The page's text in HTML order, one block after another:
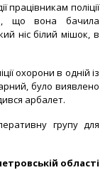
працівникам поліції
що вона бачила
ніс білий мішок, в
охорони в одній із
було виявлено
арбалет.
групу для
області